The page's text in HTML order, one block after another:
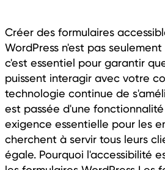
Créer des formulaires
WordPress n'est pas
c'est essentiel pour garantir
puissent interagir avec votre
technologie continue de
est passée d'une
exigence essentielle pour les
cherchent à servir tous leurs
égale. Pourquoi l'accessibilité